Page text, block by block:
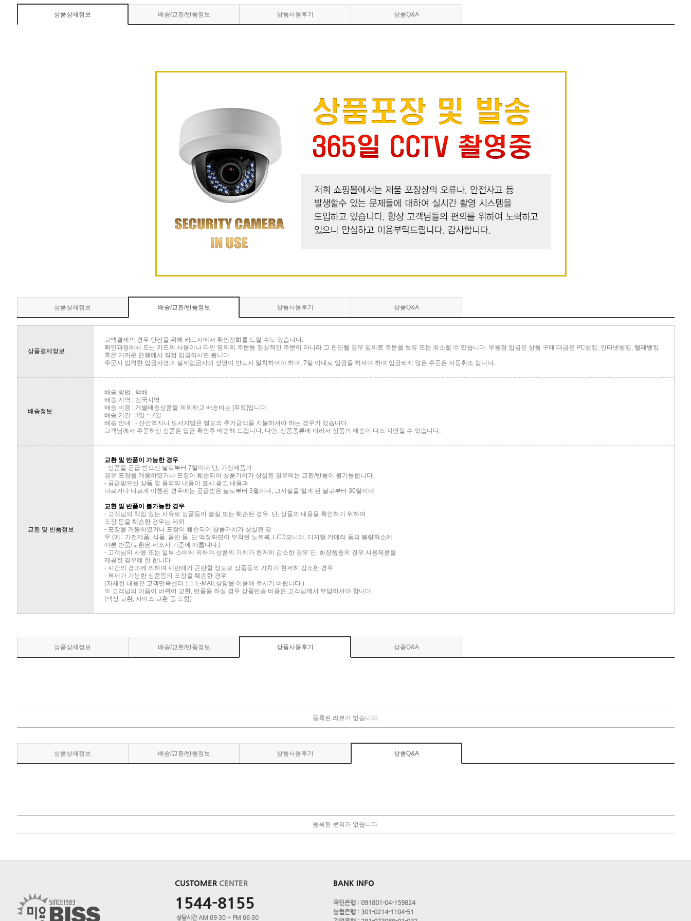
상품상세정보 배송/교환/반품정보 상품사용후기 상품Q&A
상품상세정보 배송/교환/반품정보 상품사용후기 상품Q&A
상품결제정보
고액결제의 경우 안전을 위해 카드사에서 확인전화를 드릴 수도 있습니다.
확인과정에서 도난 카드의 사용이나 타인 명의의 주문등 정상적인 주문이 아니라 고 판단될 경우 임의로 주문을 보류 또는 취소할 수 있습니다. 무통장 입금은 상품 구매 대금은 PC뱅킹, 인터넷뱅킹, 텔레뱅킹
혹은 가까운 은행에서 직접 입금하시면 됩니다.
주문시 입력한 입금자명과 실제입금자의 성명이 반드시 일치하여야 하며, 7일 이내로 입금을 하셔야 하며 입금되지 않은 주문은 자동취소 됩니다.
배송정보
배송 방법 : 택배
배송 지역 : 전국지역
배송 비용 : 개별배송상품을 제외하고 배송비는 [무료]입니다.
배송 기간 : 3일 ~ 7일
배송 안내 : - 산간벽지나 도서지방은 별도의 추가금액을 지불하셔야 하는 경우가 있습니다.
고객님께서 주문하신 상품은 입금 확인후 배송해 드립니다. 다만, 상품종류에 따라서 상품의 배송이 다소 지연될 수 있습니다.
교환 및 반품정보
교환 및 반품이 가능한 경우
- 상품을 공급 받으신 날로부터 7일이내 단, 가전제품의
경우 포장을 개봉하였거나 포장이 훼손되어 상품가치가 상실된 경우에는 교환/반품이 불가능합니다.
- 공급받으신 상품 및 용역의 내용이 표시.광고 내용과
다르거나 다르게 이행된 경우에는 공급받은 날로부터 3월이내, 그사실을 알게 된 날로부터 30일이내
교환 및 반품이 불가능한 경우
- 고객님의 책임 있는 사유로 상품등이 멸실 또는 훼손된 경우. 단, 상품의 내용을 확인하기 위하여
포장 등을 훼손한 경우는 제외
- 포장을 개봉하였거나 포장이 훼손되어 상품가치가 상실된 경
우 (예 : 가전제품, 식품, 음반 등, 단 액정화면이 부착된 노트북, LCD모니터, 디지털 카메라 등의 불량화소에
따른 반품/교환은 제조사 기준에 따릅니다.)
- 고객님의 사용 또는 일부 소비에 의하여 상품의 가치가 현저히 감소한 경우 단, 화장품등의 경우 시용제품을
제공한 경우에 한 합니다.
- 시간의 경과에 의하여 재판매가 곤란할 정도로 상품등의 가치가 현저히 감소한 경우
- 복제가 가능한 상품등의 포장을 훼손한 경우
(자세한 내용은 고객만족센터 1:1 E-MAIL상담을 이용해 주시기 바랍니다.)
※ 고객님의 마음이 바뀌어 교환, 반품을 하실 경우 상품반송 비용은 고객님께서 부담하셔야 합니다.
(색상 교환, 사이즈 교환 등 포함)
상품상세정보 배송/교환/반품정보 상품사용후기 상품Q&A
등록된 리뷰가 없습니다.
상품상세정보 배송/교환/반품정보 상품사용후기 상품Q&A
등록된 문의가 없습니다.
CUSTOMER CENTER
1544-8155
상담시간 AM 09:30 ~ PM 06:30
BANK INFO
국민은행 : 091801-04-159824
농협은행 : 301-0214-1104-51